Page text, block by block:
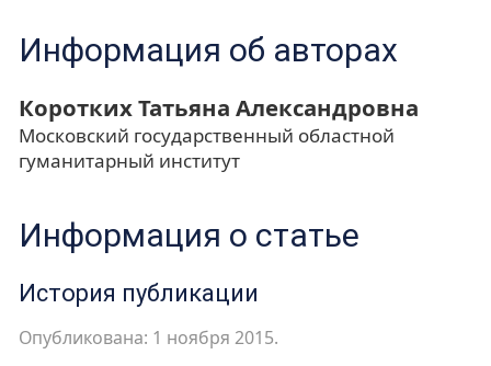
Информация об авторах
Коротких Татьяна Александровна
Московский государственный областной
гуманитарный институт
Информация о статье
История публикации
Опубликована: 1 ноября 2015.